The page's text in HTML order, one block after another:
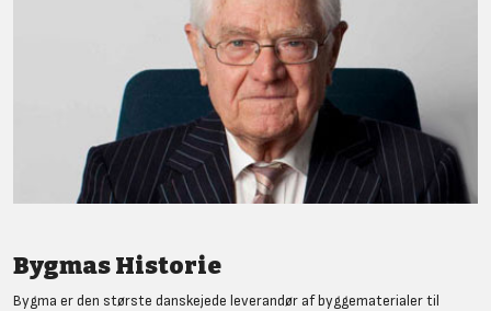
Bygmas Historie
Bygma er den største danskejede leverandør af byggematerialer til